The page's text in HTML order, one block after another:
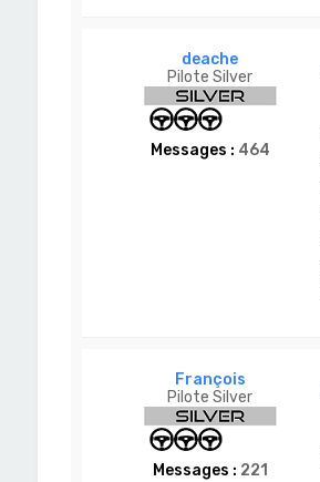
deache
Pilote Silver
Messages : 464
François
Pilote Silver
Messages : 221